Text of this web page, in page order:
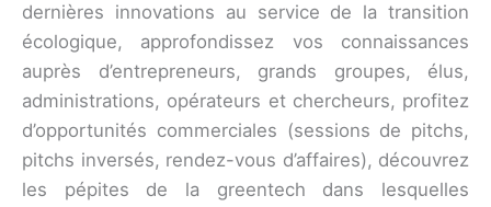
dernières innovations au service de la transition
écologique, approfondissez vos connaissances
auprès d’entrepreneurs, grands groupes, élus,
administrations, opérateurs et chercheurs, profitez
d’opportunités commerciales (sessions de pitchs,
pitchs inversés, rendez-vous d’affaires), découvrez
les pépites de la greentech dans lesquelles